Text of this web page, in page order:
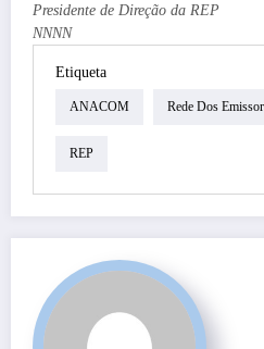
Presidente de Direção da REP
NNNN
Etiqueta
ANACOM Rede Dos
REP